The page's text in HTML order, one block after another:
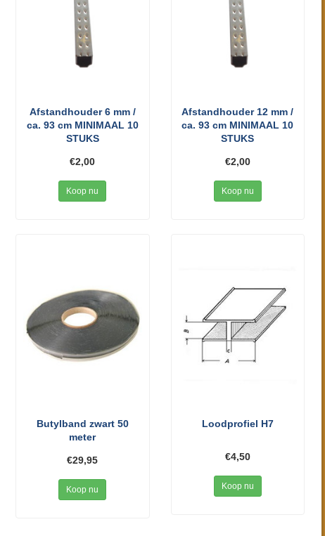
Afstandhouder 6 mm /
ca. 93 cm MINIMAAL 10
STUKS
€2,00
Koop nu
Afstandhouder 12 mm /
ca. 93 cm MINIMAAL 10
STUKS
€2,00
Koop nu
Butylband zwart 50
meter
€29,95
Koop nu
Loodprofiel H7
€4,50
Koop nu